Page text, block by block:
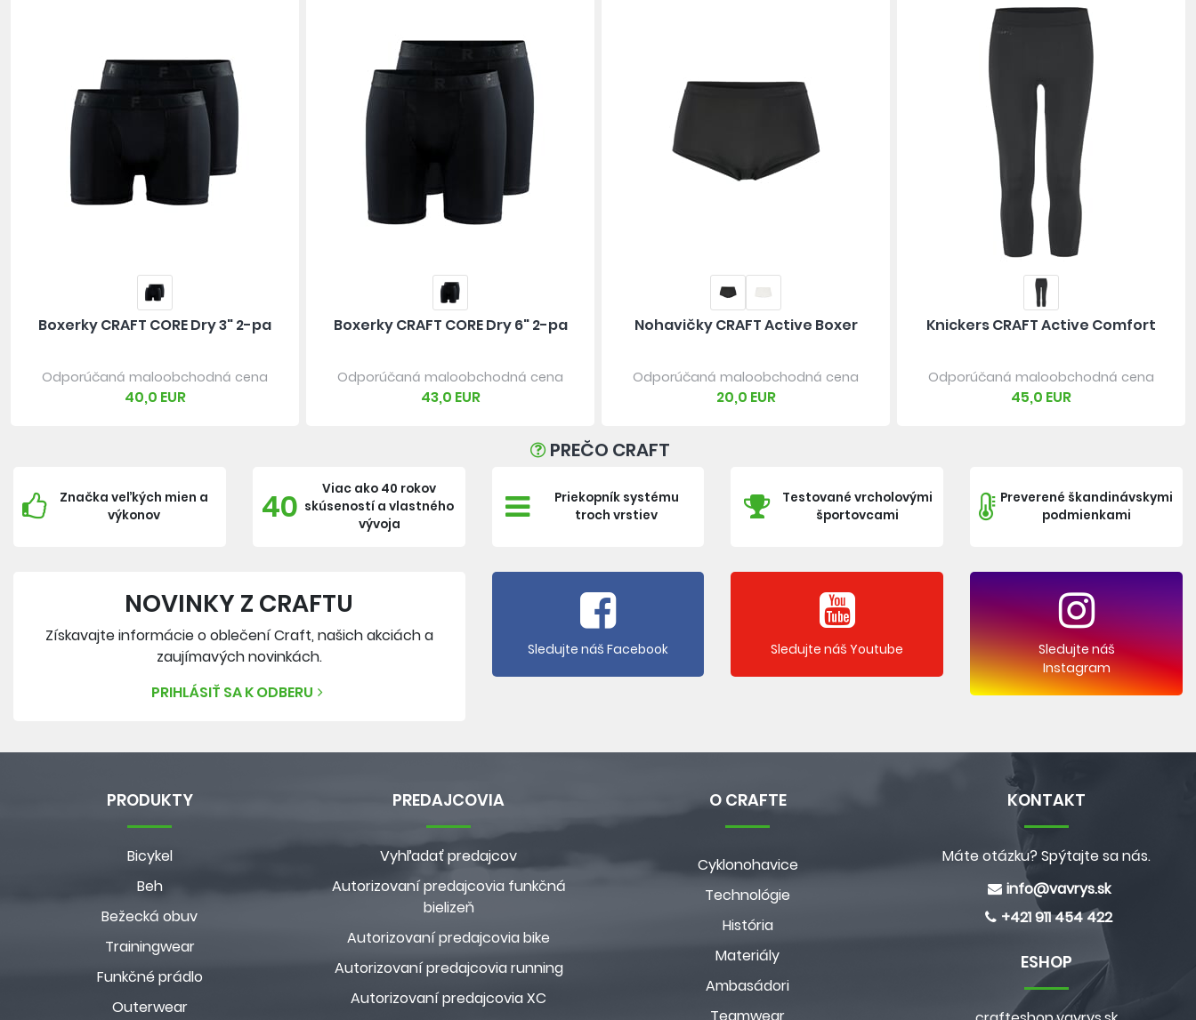
Boxerky CRAFT CORE Dry 3" 2-pa
Odporúčaná maloobchodná cena
40,0 EUR
Boxerky CRAFT CORE Dry 6" 2-pa
Odporúčaná maloobchodná cena
43,0 EUR
Nohavičky CRAFT Active Boxer
Odporúčaná maloobchodná cena
20,0 EUR
Knickers CRAFT Active Comfort
Odporúčaná maloobchodná cena
45,0 EUR
PREČO CRAFT
Značka veľkých mien a
výkonov
40
Viac ako 40 rokov
skúseností a vlastného
vývoja
Priekopník systému
troch vrstiev
Testované vrcholovými
športovcami
Preverené škandinávskymi
podmienkami
NOVINKY Z CRAFTU
Získavajte informácie o oblečení Craft, našich akciách a
zaujímavých novinkách.
PRIHLÁSIŤ SA K ODBERU
Sledujte náš Facebook Sledujte náš Youtube
Sledujte náš
Instagram
PRODUKTY
Bicykel
Beh
Bežecká obuv
Trainingwear
Funkčné prádlo
Outerwear
PREDAJCOVIA
Vyhľadať predajcov
Autorizovaní predajcovia funkčná
bielizeň
Autorizovaní predajcovia bike
Autorizovaní predajcovia running
Autorizovaní predajcovia XC
O CRAFTE
Cyklonohavice
Technológie
História
Materiály
Ambasádori
KONTAKT
Máte otázku? Spýtajte sa nás.
info@vavrys.sk
+421 911 454 422
ESHOP